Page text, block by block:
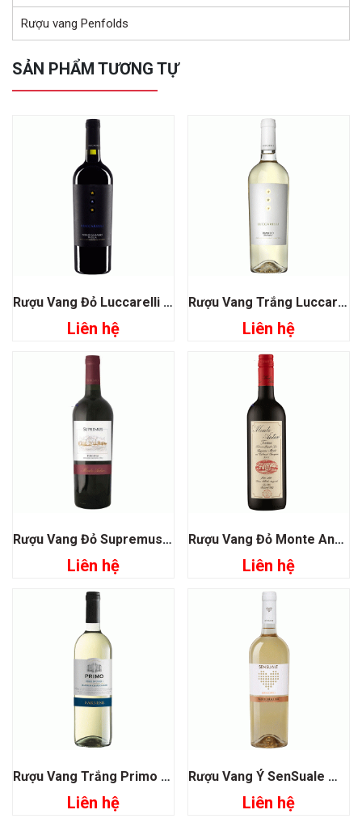
Rượu vang Penfolds
SẢN PHẨM TƯƠNG TỰ
Rượu Vang Đỏ Luccarelli Negroamaro
Liên hệ
Rượu Vang Trắng Luccarelli Bianco Pugia
Liên hệ
Rượu Vang Đỏ Supremus Toscana
Liên hệ
Rượu Vang Đỏ Monte Antico Toscana
Liên hệ
Rượu Vang Trắng Primo Malvasia Chardonnay Farnese
Liên hệ
Rượu Vang Ý SenSuale Moscato
Liên hệ